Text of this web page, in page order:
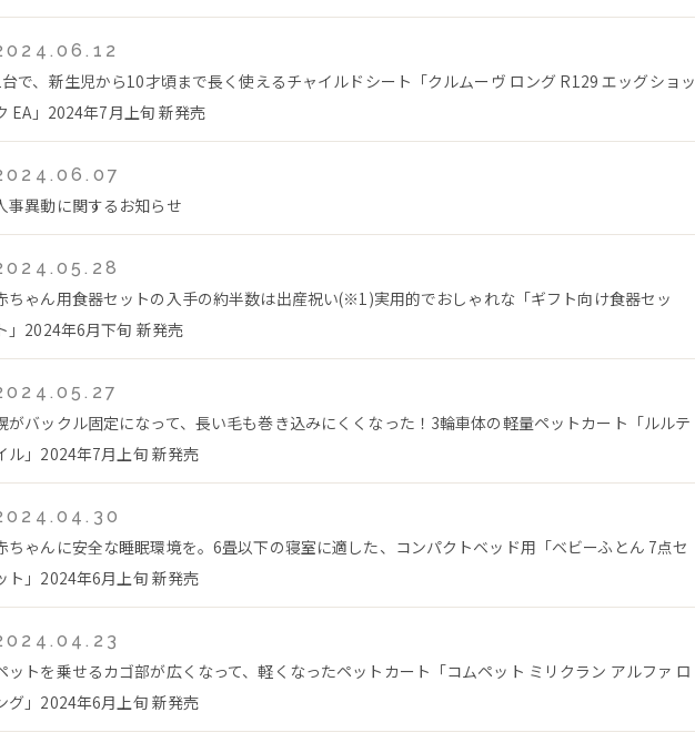
で、新生児から10才頃まで長く使えるチャイルドシート「クルムーヴ ロング R129 エッグショッ
EA」2024年7月上旬 新発売
事異動に関するお知らせ
ちゃん用食器セットの入手の約半数は出産祝い(※1)実用的でおしゃれな「ギフト向け食器セッ
」2024年6月下旬 新発売
がバックル固定になって、長い毛も巻き込みにくくなった！3輪車体の軽量ペットカート「ルルテ
ル」2024年7月上旬 新発売
ちゃんに安全な睡眠環境を。6畳以下の寝室に適した、コンパクトベッド用「ベビーふとん 7点セ
ト」2024年6月上旬 新発売
ットを乗せるカゴ部が広くなって、軽くなったペットカート「コムペット ミリクラン アルファ ロ
グ」2024年6月上旬 新発売